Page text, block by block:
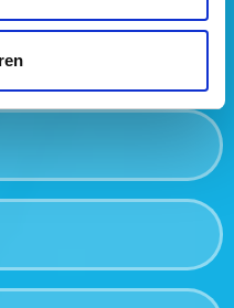
in voor onze gratis